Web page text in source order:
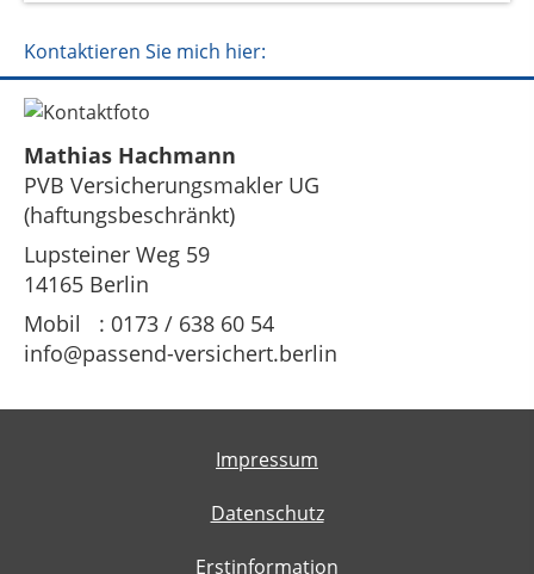
Kontaktieren Sie mich hier:
Mathias Hachmann
PVB Versicherungsmakler UG
(haftungsbeschränkt)
Lupsteiner Weg 59
14165 Berlin
Mobil : 0173 / 638 60 54
info@passend-versichert.berlin
Impressum
Datenschutz
Erstinformation